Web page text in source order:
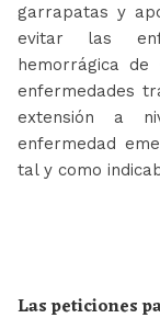
garrapatas y
evitar las
hemorrágica de
enfermedades
extensión a
enfermedad
tal y como
Las peticiones